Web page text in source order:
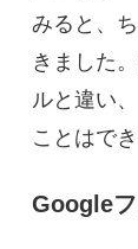
みると、
きました
ルと違い
ことはでき
Google